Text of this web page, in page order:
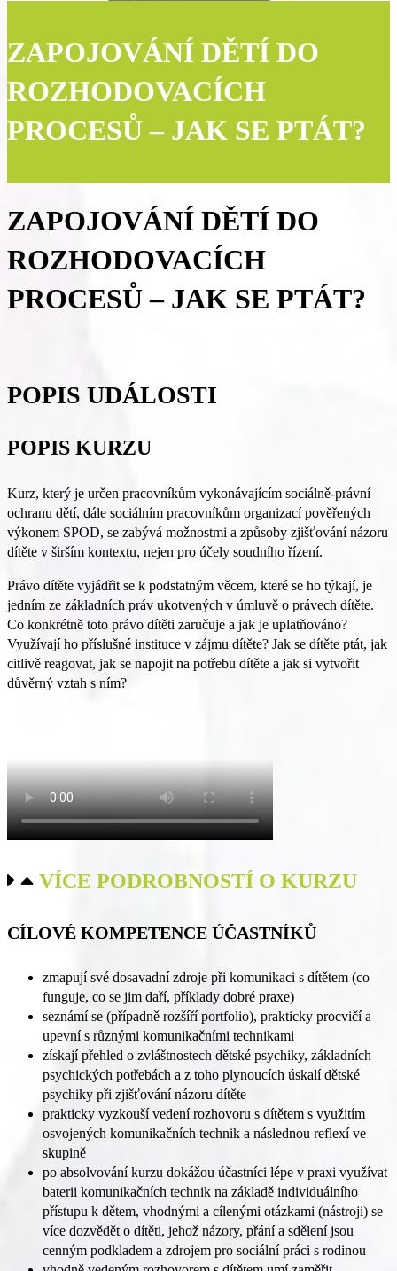
ZAPOJOVÁNÍ DĚTÍ DO
ROZHODOVACÍCH
PROCESŮ – JAK SE PTÁT?
ZAPOJOVÁNÍ DĚTÍ DO
ROZHODOVACÍCH
PROCESŮ – JAK SE PTÁT?
POPIS UDÁLOSTI
POPIS KURZU
Kurz, který je určen pracovníkům vykonávajícím sociálně-právní
ochranu dětí, dále sociálním pracovníkům organizací pověřených
výkonem SPOD, se zabývá možnostmi a způsoby zjišťování názoru
dítěte v širším kontextu, nejen pro účely soudního řízení.
Právo dítěte vyjádřit se k podstatným věcem, které se ho týkají, je
jedním ze základních práv ukotvených v úmluvě o právech dítěte.
Co konkrétně toto právo dítěti zaručuje a jak je uplatňováno?
Využívají ho příslušné instituce v zájmu dítěte? Jak se dítěte ptát, jak
citlivě reagovat, jak se napojit na potřebu dítěte a jak si vytvořit
důvěrný vztah s ním?
VÍCE PODROBNOSTÍ O KURZU
CÍLOVÉ KOMPETENCE ÚČASTNÍKŮ​
zmapují své dosavadní zdroje při komunikaci s dítětem (co
funguje, co se jim daří, příklady dobré praxe)
seznámí se (případně rozšíří portfolio), prakticky procvičí a
upevní s různými komunikačními technikami
získají přehled o zvláštnostech dětské psychiky, základních
psychických potřebách a z toho plynoucích úskalí dětské
psychiky při zjišťování názoru dítěte
prakticky vyzkouší vedení rozhovoru s dítětem s využitím
osvojených komunikačních technik a následnou reflexí ve
skupině
po absolvování kurzu dokážou účastníci lépe v praxi využívat
baterii komunikačních technik na základě individuálního
přístupu k dětem, vhodnými a cílenými otázkami (nástroji) se
více dozvědět o dítěti, jehož názory, přání a sdělení jsou
cenným podkladem a zdrojem pro sociální práci s rodinou